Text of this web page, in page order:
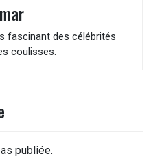
fascinant des célébrités
coulisses.
publiée.